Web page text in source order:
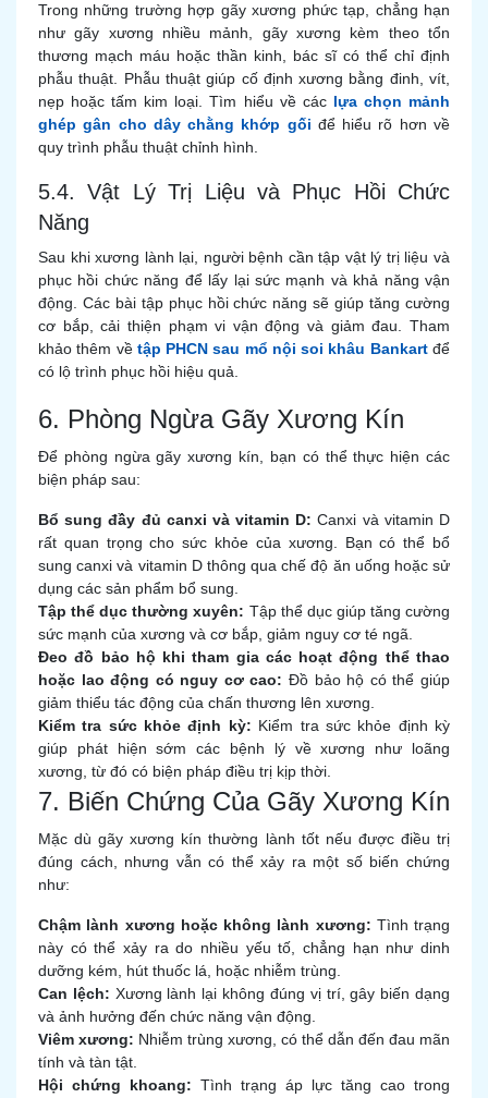
Trong những trường hợp gãy xương phức tạp, chẳng hạn
như gãy xương nhiều mảnh, gãy xương kèm theo tổn
thương mạch máu hoặc thần kinh, bác sĩ có thể chỉ định
phẫu thuật. Phẫu thuật giúp cố định xương bằng đinh, vít,
nẹp hoặc tấm kim loại. Tìm hiểu về các lựa chọn mảnh
ghép gân cho dây chằng khớp gối để hiểu rõ hơn về
quy trình phẫu thuật chỉnh hình.
5.4. Vật Lý Trị Liệu và Phục Hồi Chức
Năng
Sau khi xương lành lại, người bệnh cần tập vật lý trị liệu và
phục hồi chức năng để lấy lại sức mạnh và khả năng vận
động. Các bài tập phục hồi chức năng sẽ giúp tăng cường
cơ bắp, cải thiện phạm vi vận động và giảm đau. Tham
khảo thêm về tập PHCN sau mổ nội soi khâu Bankartđể
có lộ trình phục hồi hiệu quả.
6. Phòng Ngừa Gãy Xương Kín
Để phòng ngừa gãy xương kín, bạn có thể thực hiện các
biện pháp sau:
Bổ sung đầy đủ canxi và vitamin D: Canxi và vitamin D
rất quan trọng cho sức khỏe của xương. Bạn có thể bổ
sung canxi và vitamin D thông qua chế độ ăn uống hoặc sử
dụng các sản phẩm bổ sung.
Tập thể dục thường xuyên: Tập thể dục giúp tăng cường
sức mạnh của xương và cơ bắp, giảm nguy cơ té ngã.
Đeo đồ bảo hộ khi tham gia các hoạt động thể thao
hoặc lao động có nguy cơ cao: Đồ bảo hộ có thể giúp
giảm thiểu tác động của chấn thương lên xương.
Kiểm tra sức khỏe định kỳ: Kiểm tra sức khỏe định kỳ
giúp phát hiện sớm các bệnh lý về xương như loãng
xương, từ đó có biện pháp điều trị kịp thời.
7. Biến Chứng Của Gãy Xương Kín
Mặc dù gãy xương kín thường lành tốt nếu được điều trị
đúng cách, nhưng vẫn có thể xảy ra một số biến chứng
như:
Chậm lành xương hoặc không lành xương: Tình trạng
này có thể xảy ra do nhiều yếu tố, chẳng hạn như dinh
dưỡng kém, hút thuốc lá, hoặc nhiễm trùng.
Can lệch: Xương lành lại không đúng vị trí, gây biến dạng
và ảnh hưởng đến chức năng vận động.
Viêm xương: Nhiễm trùng xương, có thể dẫn đến đau mãn
tính và tàn tật.
Hội chứng khoang: Tình trạng áp lực tăng cao trong